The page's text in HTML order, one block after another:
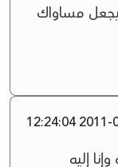
يجعل مساواك
2011-03-
إليه